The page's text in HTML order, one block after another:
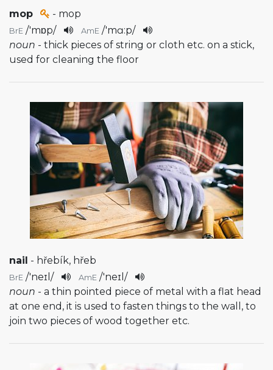
mop - mop
BrE /'mɒp/ AmE /'mɑ:p/
noun - thick pieces of string or cloth etc. on a stick,
used for cleaning the floor
nail - hřebík, hřeb
BrE /'neɪl / AmE /'neɪl /
noun - a thin pointed piece of metal with a flat head
at one end, it is used to fasten things to the wall, to
join two pieces of wood together etc.